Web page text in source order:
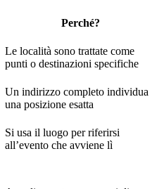
Perché?
Le località sono trattate come
punti o destinazioni specifiche
Un indirizzo completo individua
una posizione esatta
Si usa il luogo per riferirsi
all’evento che avviene lì